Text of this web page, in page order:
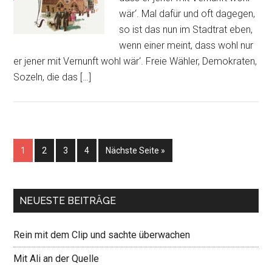
wär‘. Mal dafür und oft dagegen,
so ist das nun im Stadtrat eben,
wenn einer meint, dass wohl nur
er jener mit Vernunft wohl wär‘. Freie Wähler, Demokraten,
Sozeln, die das […]
1 2 3 4 Nächste Seite »
NEUESTE BEITRÄGE
Rein mit dem Clip und sachte überwachen
Mit Ali an der Quelle